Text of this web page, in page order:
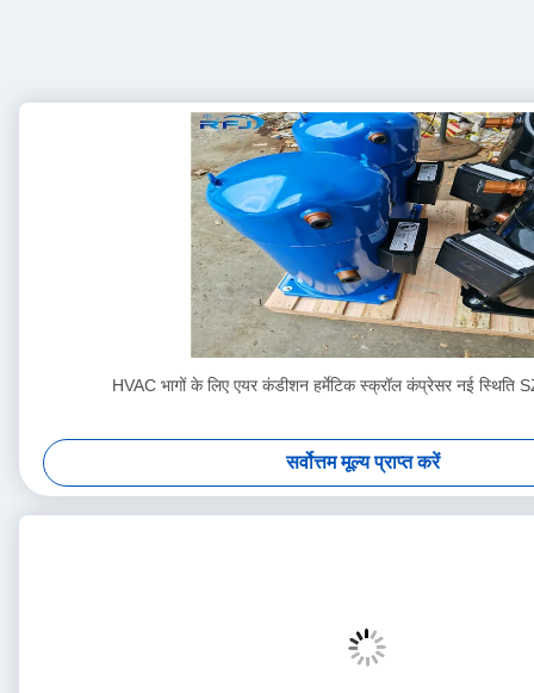
HVAC भागों के लिए एयर कंडीशन हर्मेटिक स्क्रॉल कंप्रेसर नई स्थिति
सर्वोत्तम मूल्य प्राप्त करें